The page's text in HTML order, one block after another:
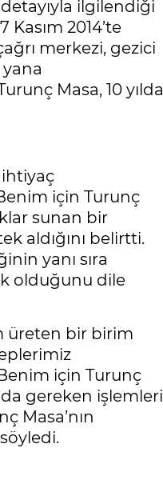
ilgilendiği
2014’te
merkezi, gezici
Masa, 10 yılda
için Turunç
sunan bir
aldığını belirtti.
yanı sıra
olduğunu dile
üreten bir birim
için Turunç
gereken işlemleri
Masa’nın